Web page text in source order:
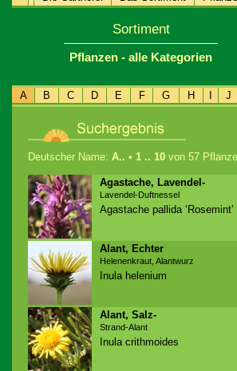
Sortiment
Pflanzen - alle Kategorien
A B C D E F G H J
Deutscher Name: A.. • 1 .. 10 von 57
Agastache, Lavendel-
Lavendel-Duftnessel
Agastache pallida ‘Rosemint’
Alant, Echter
Helenenkraut, Alantwurz
Inula helenium
Alant, Salz-
Strand-Alant
Inula crithmoides